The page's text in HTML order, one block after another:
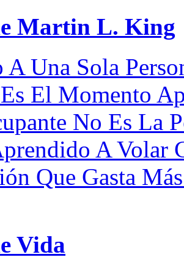
Martin L. King
A Una Sola
El Momento
No Es La
A Volar
Que Gasta
Vida